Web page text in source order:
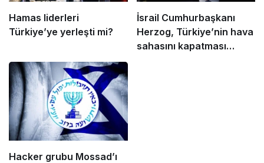
Hamas liderleri
Türkiye’ye yerleşti mi?
İsrail Cumhurbaşkanı
Herzog, Türkiye’nin hava
sahasını kapatması
Hacker grubu Mossad’ı